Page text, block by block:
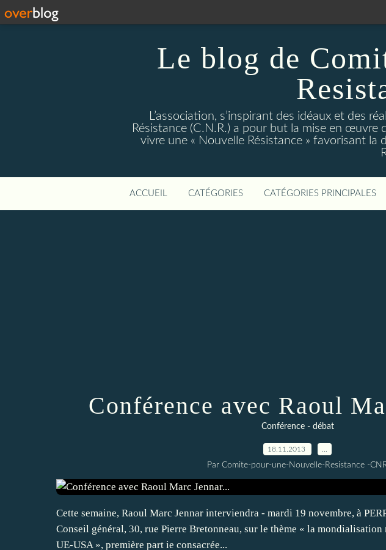
Le blog de
L’association, s’inspirant des idéaux et des
Résistance (C.N.R.) a pour but la mise en œuvre
vivre une « Nouvelle Résistance » favorisant
ACCUEIL CATÉGORIES CATÉGORIES PRINCIPALES
Conférence avec Raoul
Conférence - débat
18.11.2013
Par Comite-pour-une-Nouvelle-Resistance -
Cette semaine, Raoul Marc Jennar interviendra - mardi 19 novembre, à
Conseil général, 30, rue Pierre Bretonneau, sur le thème « la
UE-USA », première part ie consacrée...